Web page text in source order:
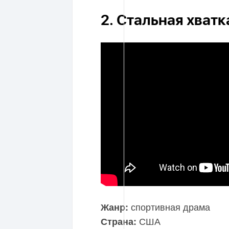
2. Стальная
Жанр: спортивная драма
Страна: США